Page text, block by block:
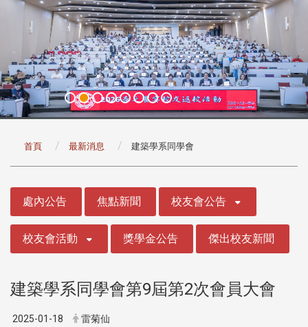
首頁 最新消息 建築學系同學會
處內公告 焦點新聞 校友會公告
校友會活動 獎學金公告 傑出校友新聞
建築學系同學會第9屆第2次會員大會
2025-01-18 雷菊仙